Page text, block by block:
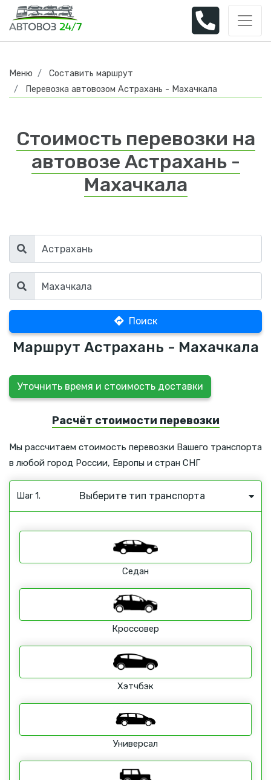
Меню
Составить маршрут
Перевозка автовозом Астрахань - Махачкала
Стоимость перевозки на
автовозе Астрахань -
Махачкала
Поиск
Маршрут Астрахань - Махачкала
Уточнить время и стоимость доставки
Расчёт стоимости перевозки
Мы рассчитаем стоимость перевозки Вашего транспорта
в любой город России, Европы и стран СНГ
Шаг 1. Выберите тип транспорта
Седан
Кроссовер
Хэтчбэк
Универсал